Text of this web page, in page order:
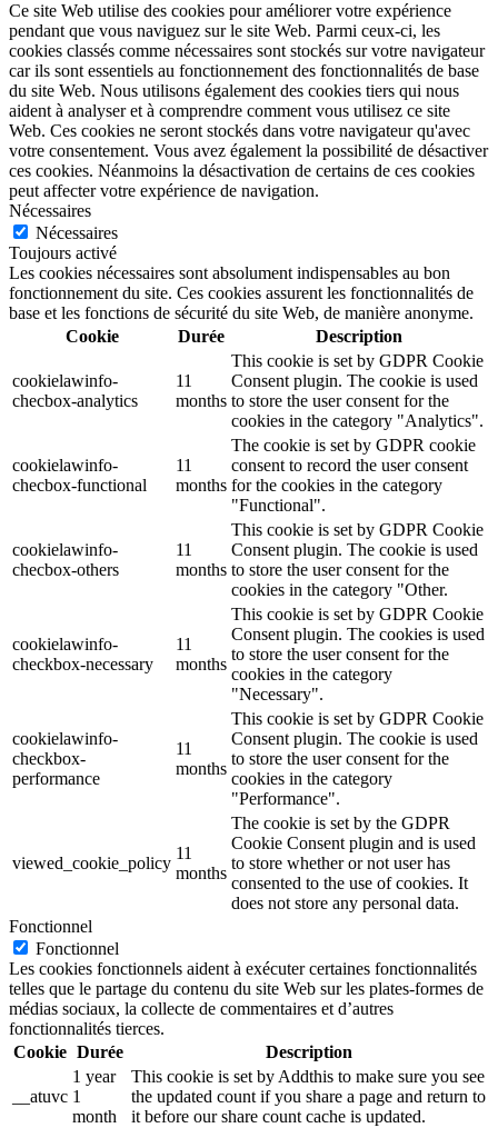
Ce site Web utilise des cookies pour améliorer votre expérience
pendant que vous naviguez sur le site Web. Parmi ceux-ci, les
cookies classés comme nécessaires sont stockés sur votre navigateur
car ils sont essentiels au fonctionnement des fonctionnalités de base
du site Web. Nous utilisons également des cookies tiers qui nous
aident à analyser et à comprendre comment vous utilisez ce site
Web. Ces cookies ne seront stockés dans votre navigateur qu'avec
votre consentement. Vous avez également la possibilité de désactiver
ces cookies. Néanmoins la désactivation de certains de ces cookies
peut affecter votre expérience de navigation.
Nécessaires
Nécessaires
Toujours activé
Les cookies nécessaires sont absolument indispensables au bon
fonctionnement du site. Ces cookies assurent les fonctionnalités de
base et les fonctions de sécurité du site Web, de manière anonyme.
Cookie
Durée Description
cookielawinfo-
checbox-analytics
11
months
This cookie is set by GDPR Cookie
Consent plugin. The cookie is used
to store the user consent for the
cookies in the category "Analytics".
cookielawinfo-
checbox-functional
11
months
The cookie is set by GDPR cookie
consent to record the user consent
for the cookies in the category
"Functional".
cookielawinfo-
checbox-others
11
months
This cookie is set by GDPR Cookie
Consent plugin. The cookie is used
to store the user consent for the
cookies in the category "Other.
cookielawinfo-
checkbox-necessary
11
months
This cookie is set by GDPR Cookie
Consent plugin. The cookies is used
to store the user consent for the
cookies in the category
"Necessary".
cookielawinfo-
checkbox-
performance
11
months
This cookie is set by GDPR Cookie
Consent plugin. The cookie is used
to store the user consent for the
cookies in the category
"Performance".
viewed_cookie_policy
11
months
The cookie is set by the GDPR
Cookie Consent plugin and is used
to store whether or not user has
consented to the use of cookies. It
does not store any personal data.
Fonctionnel
Fonctionnel
Les cookies fonctionnels aident à exécuter certaines fonctionnalités
telles que le partage du contenu du site Web sur les plates-formes de
médias sociaux, la collecte de commentaires et d’autres
fonctionnalités tierces.
Cookie Durée Description
__atuvc
1 year
1
month
This cookie is set by Addthis to make sure you see
the updated count if you share a page and return to
it before our share count cache is updated.